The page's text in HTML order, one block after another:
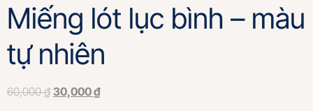
Miếng lót lục bình – màu
tự nhiên
60,000₫ 30,000₫